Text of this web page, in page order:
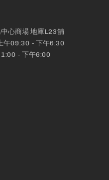
心商場 地庫L23舖
午09:30 - 下午6:30
- 下午6:00